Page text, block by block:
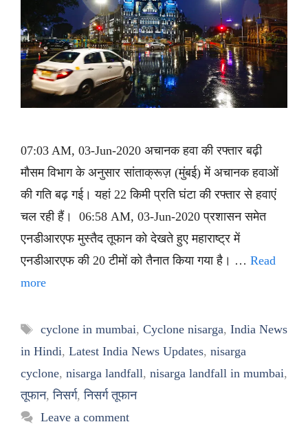
07:03 AM, 03-Jun-2020 अचानक हवा की रफ्तार बढ़ी
मौसम विभाग के अनुसार सांताक्रूज़ (मुंबई) में अचानक हवाओं
की गति बढ़ गई। यहां 22 किमी प्रति घंटा की रफ्तार से हवाएं
चल रही हैं। 06:58 AM, 03-Jun-2020 प्रशासन समेत
एनडीआरएफ मुस्तैद तूफान को देखते हुए महाराष्ट्र में
एनडीआरएफ की 20 टीमों को तैनात किया गया है। … Read
more
Tags
cyclone in mumbai, Cyclone nisarga, India News
in Hindi, Latest India News Updates, nisarga
cyclone, nisarga landfall, nisarga landfall in mumbai,
तूफान,निसर्ग,निसर्ग तूफान
Leave a comment